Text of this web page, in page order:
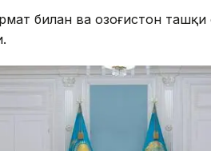
билан ва Қозоғистон